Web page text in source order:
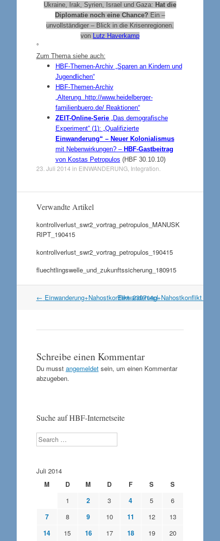
Ukraine, Irak, Syrien, Israel und Gaza: Hat die
Diplomatie noch eine Chance? Ein –
unvollständiger – Blick in die Krisenregionen.
von Lutz Haverkamp
°
Zum Thema siehe auch:
HBF-Themen-Archiv „Sparen an Kindern und
Jugendlichen“
HBF-Themen-Archiv
„Alterung..http://www.heidelberger-
familienbuero.de/ Reaktionen“
ZEIT-Online-Serie„Das demografische
Experiment“ (1): „Qualifizierte
Einwanderung“ – Neuer Kolonialismus
mit Nebenwirkungen? – HBF-Gastbeitrag
von Kostas Petropulos (HBF 30.10.10)
23. Juli 2014 in EINWANDERUNG, Integration
Verwandte Artikel
kontrollverlust_swr2_vortrag_petropulos_MANUSK
RIPT_190415
kontrollverlust_swr2_vortrag_petropulos_190415
fluechtlingswelle_und_zukunftssicherung_180915
Artikel
← Einwanderung+Nahostkonflikt_230714pl
Schreibe einen Kommentar
Du musst angemeldetsein, um einen Kommentar
abzugeben.
Suche auf HBF-Internetseite
Search
Juli 2014
M
D M D F S
S
1
2 3 4 5
6
7
8 9 10 11 12
13
14
15 16 17 18 19 20